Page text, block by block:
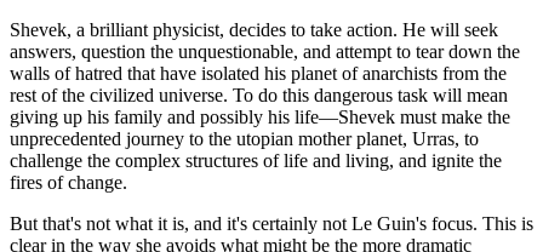
Shevek, a brilliant physicist, decides to take action. He will seek
answers, question the unquestionable, and attempt to tear down the
walls of hatred that have isolated his planet of anarchists from the
rest of the civilized universe. To do this dangerous task will mean
giving up his family and possibly his life—Shevek must make the
unprecedented journey to the utopian mother planet, Urras, to
challenge the complex structures of life and living, and ignite the
fires of change.
But that's not what it is, and it's certainly not Le Guin's focus. This is
clear in the way she avoids what might be the more dramatic